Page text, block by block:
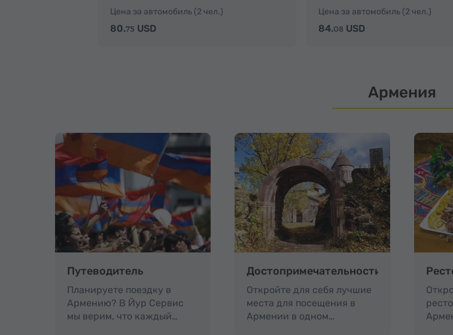
Цена за автомобиль (2 чел.)
80.75 USD
Цена за автомобиль (2 чел.)
84.08 USD
Армения
Путеводитель
Планируете поездку в
Армению? В Йур Сервис
мы верим, что каждый…
Достопримечательности
Откройте для себя лучшие
места для посещения в
Армении в одном…